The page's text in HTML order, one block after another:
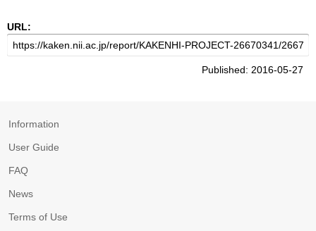
URL:
Published: 2016-05-27
Information
User Guide
FAQ
News
Terms of Use